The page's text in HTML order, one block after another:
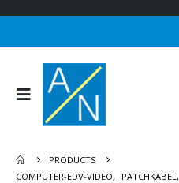
PRODUCTS
COMPUTER-EDV-VIDEO, PATCHKABEL,